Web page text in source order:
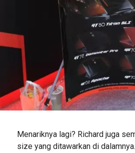
Menariknya lagi? Richard juga
size yang ditawarkan di